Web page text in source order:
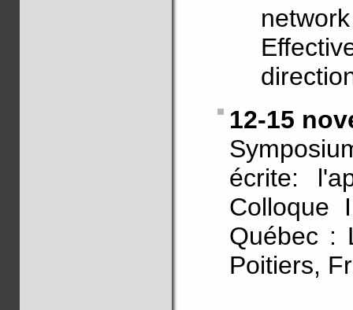
12-15
écrite:
Colloque
Québec :
Poitiers,